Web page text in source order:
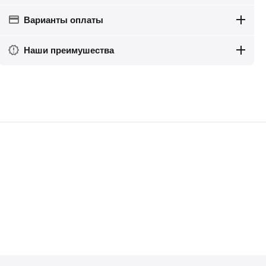
Варианты оплаты
Наши преимушества